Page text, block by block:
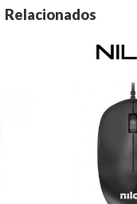
Relacionados